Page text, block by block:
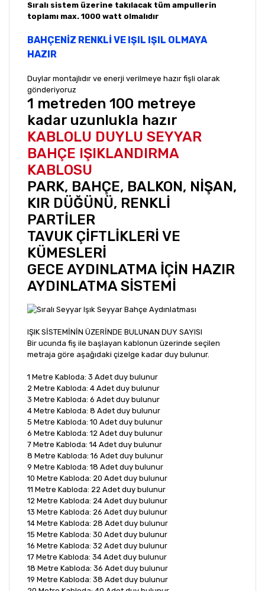
Sıralı sistem üzerine takılacak tüm ampullerin
toplamı max. 1000 watt olmalıdır
BAHÇENİZ RENKLİ VE IŞIL IŞIL OLMAYA
HAZIR
Duylar montajlıdır ve enerji verilmeye hazır fişli olarak
gönderiyoruz
1 metreden 100 metreye
kadar uzunlukla hazır
KABLOLU DUYLU SEYYAR
BAHÇE IŞIKLANDIRMA
KABLOSU
PARK, BAHÇE, BALKON, NİŞAN,
KIR DÜĞÜNÜ, RENKLİ
PARTİLER
TAVUK ÇİFTLİKLERİ VE
KÜMESLERİ
GECE AYDINLATMA İÇİN HAZIR
AYDINLATMA SİSTEMİ
IŞIK SİSTEMİNİN ÜZERİNDE BULUNAN DUY SAYISI
Bir ucunda fiş ile başlayan kablonun üzerinde seçilen
metraja göre aşağıdaki çizelge kadar duy bulunur.
1 Metre Kabloda: 3 Adet duy bulunur
2 Metre Kabloda: 4 Adet duy bulunur
3 Metre Kabloda: 6 Adet duy bulunur
4 Metre Kabloda: 8 Adet duy bulunur
5 Metre Kabloda: 10 Adet duy bulunur
6 Metre Kabloda: 12 Adet duy bulunur
7 Metre Kabloda: 14 Adet duy bulunur
8 Metre Kabloda: 16 Adet duy bulunur
9 Metre Kabloda: 18 Adet duy bulunur
10 Metre Kabloda: 20 Adet duy bulunur
11 Metre Kabloda: 22 Adet duy bulunur
12 Metre Kabloda: 24 Adet duy bulunur
13 Metre Kabloda: 26 Adet duy bulunur
14 Metre Kabloda: 28 Adet duy bulunur
15 Metre Kabloda: 30 Adet duy bulunur
16 Metre Kabloda: 32 Adet duy bulunur
17 Metre Kabloda: 34 Adet duy bulunur
18 Metre Kabloda: 36 Adet duy bulunur
19 Metre Kabloda: 38 Adet duy bulunur